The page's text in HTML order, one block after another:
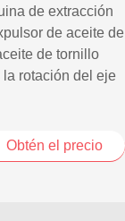
de extracción
de aceite de
de tornillo
rotación del eje
Obtén el precio